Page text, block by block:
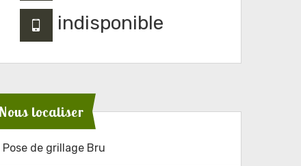
indisponible
localiser
Pose de grillage Bru